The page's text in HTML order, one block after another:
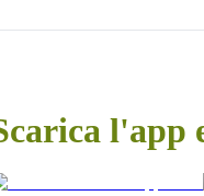
l'app